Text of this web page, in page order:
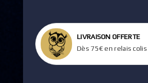
LIVRAISON OFFERTE
Dès 75€ en relais colis